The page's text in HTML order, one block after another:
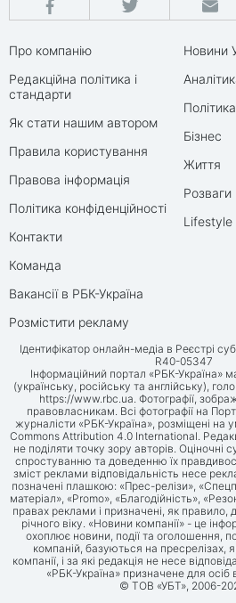
Про компанію
Редакційна політика і
стандарти
Як стати нашим автором
Правила користування
Правова інформація
Політика конфіденційності
Контакти
Команда
Вакансії в РБК-Україна
Розмістити рекламу
Новини
Політика
Бізнес
Життя
Розваги
Lifestyle
Ідентифікатор онлайн-медіа в Реєстрі
R40-05347
Інформаційний портал «РБК-Україна»
(українську, російську та англійську),
https://www.rbc.ua . Фотографії,
правовласникам. Всі фотографії на
журналісти «РБК-Україна», розміщені на
Commons Attribution 4.0 International.
не поділяти точку зору авторів. Оціночні
спростуванню та доведенню їх
зміст реклами відповідальність несе
позначені плашкою: «Прес-релізи»,
матеріал», «Promo», «Благодійність»,
правах реклами і призначені, як правило,
річного віку. «Новини компанії» - це
охоплює новини, події та оголошення,
компаній, базуються на пресрелізах,
компанії, і за які редакція не несе
«РБК-Україна» призначене для осіб
© ТОВ «УБТ», 2006-